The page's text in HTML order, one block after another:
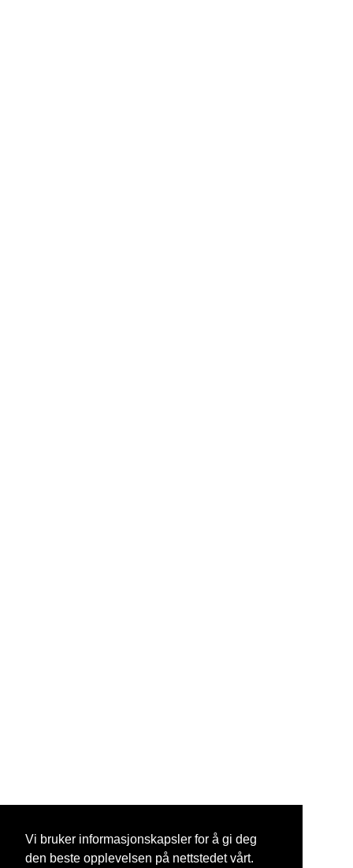
Vi bruker informasjonskapsler for å gi deg
den beste opplevelsen på nettstedet vårt.